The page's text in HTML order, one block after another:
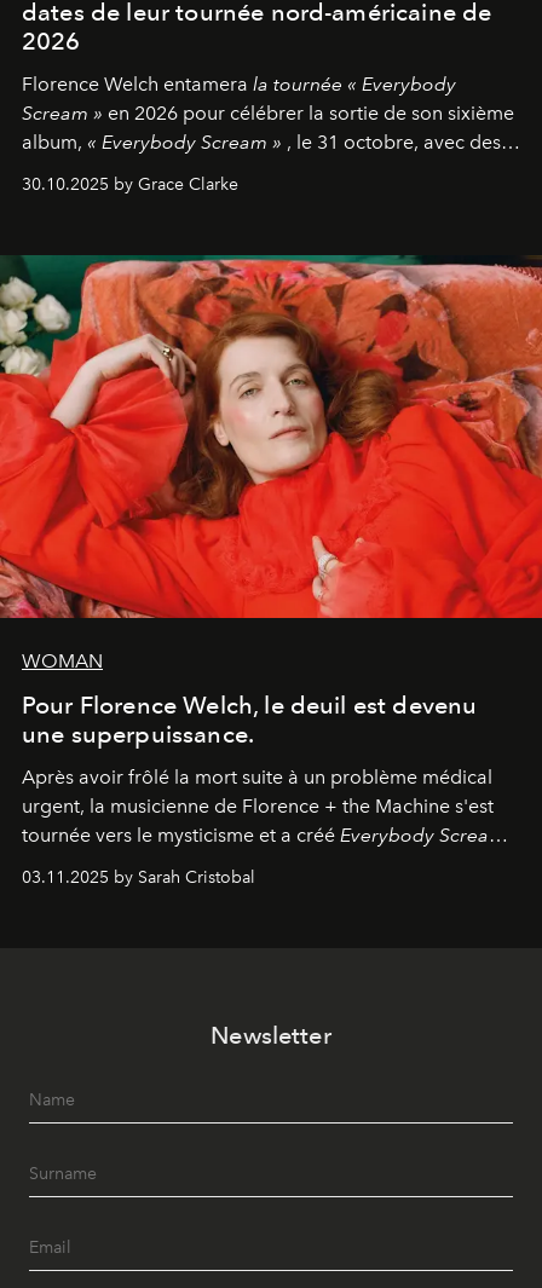
dates de leur tournée nord-américaine de
2026
Florence Welch entamera la tournée « Everybody
Scream » en 2026 pour célébrer la sortie de son sixième
album, « Everybody Scream » , le 31 octobre, avec des
30.10.2025 by Grace Clarke
WOMAN
Pour Florence Welch, le deuil est devenu
une superpuissance.
Après avoir frôlé la mort suite à un problème médical
urgent, la musicienne de Florence + the Machine s'est
tournée vers le mysticisme et a créé Everybody Scream
03.11.2025 by Sarah Cristobal
Newsletter